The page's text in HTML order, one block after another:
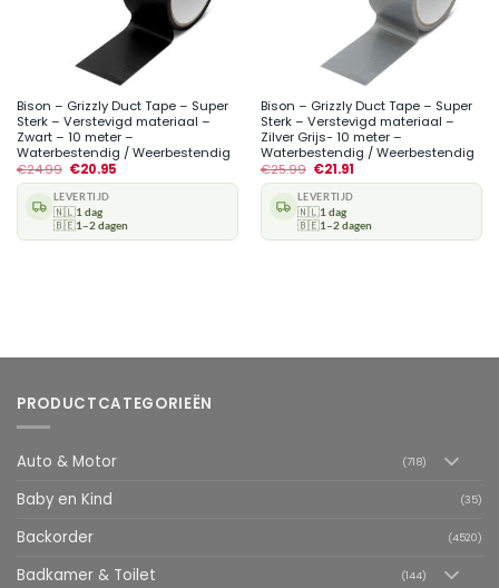
Bison – Grizzly Duct Tape – Super
Sterk – Verstevigd materiaal –
Zwart – 10 meter –
Waterbestendig / Weerbestendig
€24.99 €20.95
LEVERTIJD
🇳🇱1 dag
🇧🇪1–2 dagen
Bison – Grizzly Duct Tape – Super
Sterk – Verstevigd materiaal –
Zilver Grijs- 10 meter –
Waterbestendig / Weerbestendig
€25.99 €21.91
LEVERTIJD
🇳🇱1 dag
🇧🇪1–2 dagen
PRODUCTCATEGORIEËN
Auto & Motor (718)
Baby en Kind (35)
Backorder (4520)
Badkamer & Toilet (144)